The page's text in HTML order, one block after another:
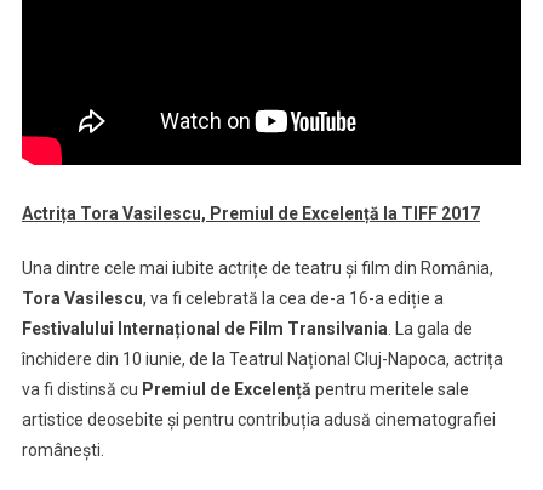
Actrița Tora Vasilescu, Premiul de Excelență la TIFF 2017
Una dintre cele mai iubite actrițe de teatru și film din România,
Tora Vasilescu, va fi celebrată la cea de-a 16-a ediție a
Festivalului Internațional de Film Transilvania . La gala de
închidere din 10 iunie, de la Teatrul Național Cluj-Napoca, actrița
va fi distinsă cu Premiul de Excelență pentru meritele sale
artistice deosebite și pentru contribuția adusă cinematografiei
românești.